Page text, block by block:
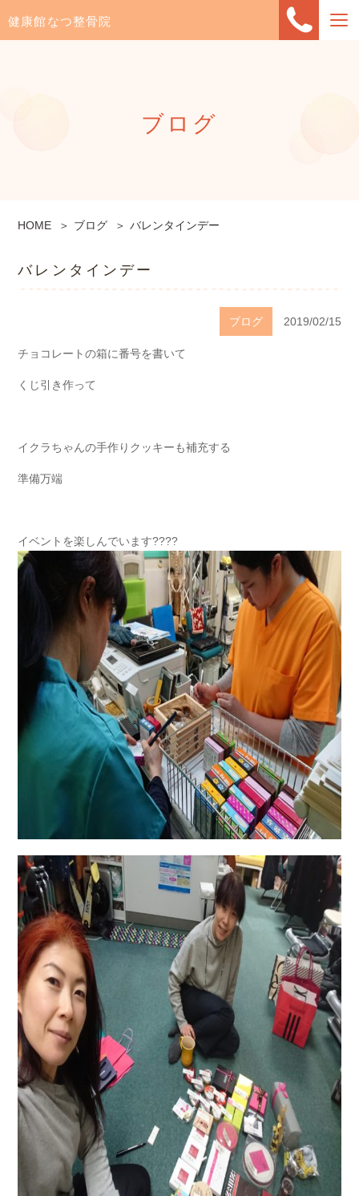
健康館なつ整骨院
ブログ
HOME ブログ バレンタインデー
バレンタインデー
ブログ 2019/02/15
チョコレートの箱に番号を書いて
くじ引き作って
イクラちゃんの手作りクッキーも補充する
準備万端
イベントを楽しんでいます????